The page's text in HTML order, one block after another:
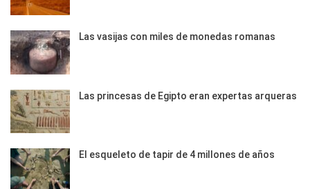
Las vasijas con miles de monedas romanas
Las princesas de Egipto eran expertas arqueras
El esqueleto de tapir de 4 millones de años